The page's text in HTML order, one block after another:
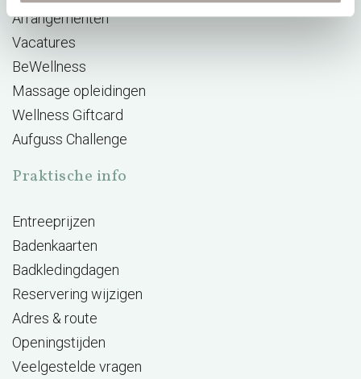
Arrangementen
Vacatures
BeWellness
Massage opleidingen
Wellness Giftcard
Aufguss Challenge
Praktische info
Entreeprijzen
Badenkaarten
Badkledingdagen
Reservering wijzigen
Adres & route
Openingstijden
Veelgestelde vragen